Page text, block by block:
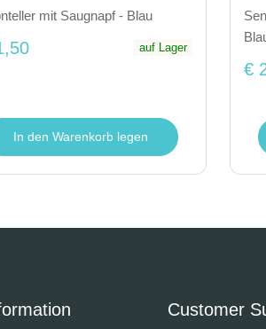
mit Saugnapf - Blau
auf Lager
In den Warenkorb legen
€
Customer